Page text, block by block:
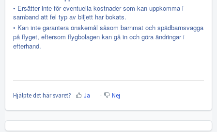
• Ersätter inte för eventuella kostnader som kan uppkomma i
samband att fel typ av biljett har bokats.
• Kan inte garantera önskemål såsom barnmat och spädbarnsvagga
på flyget, eftersom flygbolagen kan gå in och göra ändringar i
efterhand.
Hjälpte det här svaret? Ja Nej